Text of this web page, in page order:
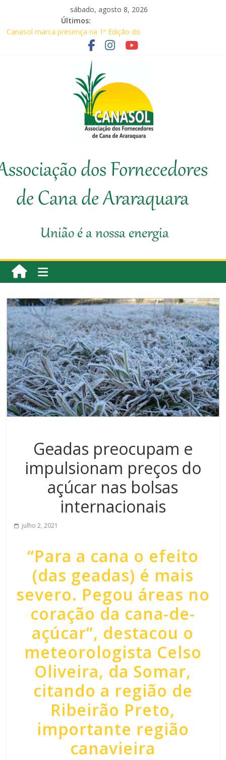
sábado, agosto 8, 2026
Últimos:
Canasol marca presença na 1ª Edição do
Fator Biológico da Canaplan
Associados da Canasol participam da
Baile Junino (2026) – Canasol
CANASOL promove palestra sobre
prevenção de incêndios em canaviais e
Em audiência com Secretário da
Agricultura, Feplana e Canasol mostram a
Canasol
Associação
Fornecedores
dos Fornecedores
de Cana de Araraquara
União é a nossa energia
Geadas preocupam e
impulsionam preços do
açúcar nas bolsas
internacionais
julho 2, 2021
“Para a cana o efeito
(das geadas) é mais
severo. Pegou áreas no
coração da cana-de-
açúcar”, destacou o
meteorologista Celso
Oliveira, da Somar,
citando a região de
Ribeirão Preto,
importante região
canavieira